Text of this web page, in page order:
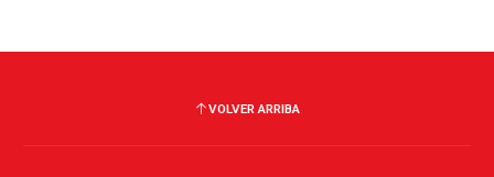
VOLVER ARRIBA